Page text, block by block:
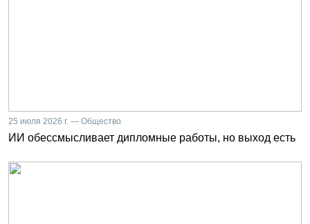
25 июля 2026 г. — Общество
ИИ обессмысливает дипломные работы, но выход есть